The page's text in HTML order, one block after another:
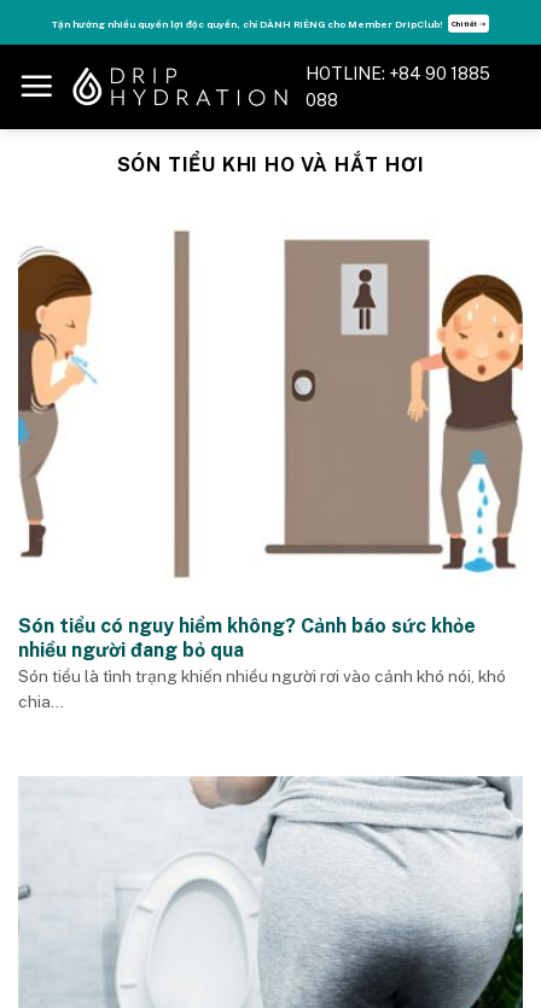
to
content
Tận hưởng nhiều quyền lợi độc quyền, chỉ DÀNH RIÊNG cho Member DripClub! Chi tiết ➝
HOTLINE: +84 90 1885
088
SÓN TIỂU KHI HO VÀ HẮT HƠI
Són tiểu có nguy hiểm không? Cảnh báo sức khỏe
nhiều người đang bỏ qua
Són tiểu là tình trạng khiến nhiều người rơi vào cảnh khó nói, khó
chia...